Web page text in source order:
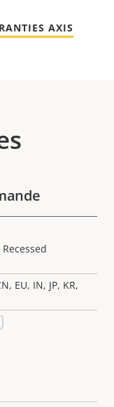
AXIS
Recessed
EU, IN, JP, KR,